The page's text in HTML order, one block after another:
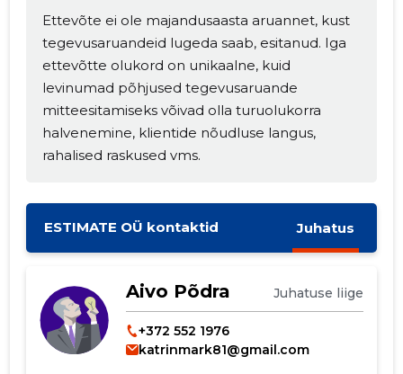
Ettevõte ei ole majandusaasta aruannet, kust
tegevusaruandeid lugeda saab, esitanud. Iga
ettevõtte olukord on unikaalne, kuid
levinumad põhjused tegevusaruande
mitteesitamiseks võivad olla turuolukorra
halvenemine, klientide nõudluse langus,
rahalised raskused vms.
ESTIMATE OÜ kontaktid Juhatus
Aivo Põdra Juhatuse liige
+372 552 1976
katrinmark81@gmail.com